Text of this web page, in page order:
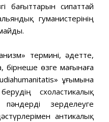
бағыттарын сипаттай
гуманистерінің
термині, әдетте,
бірнеше өзге мағынаға
ұғымына
схоластикалық
зерделеуге
антикалық